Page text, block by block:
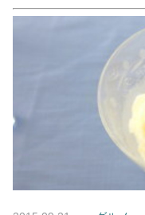
ファッション
恋愛/結婚/離婚
美容/健康
ワークスタイ